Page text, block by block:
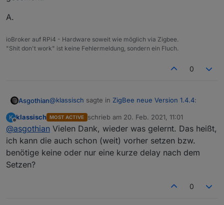
der geänderten Verdrahtung auch mal einzeln vom
Netz nehmen kann, ohne gleich einen ganzen
haben sich auch mal zwei Panels statt des eigentlich
A.
ioBroker auf RPi4 - Hardware soweit wie möglich via Zigbee.
"Shit don't work" ist keine Fehlermeldung, sondern ein Fluch.
0
Asgothian@klassisch sagte in ZigBee neue Version 1.4.4:
In meinem speziellen Fall kommt manchmal
noch die tranfertime dazu, die dann auch
zuerst gesendet werden muß.
Die Transition_time wird nie alleine an die Lampe
gesendet. Diese wird im Adapter gehalten und bei
K
Offline
klassisch MOST ACTIVE schrieb am 20. Feb. 2021, 11:01
zuletzt editiert von
@asgothian Vielen Dank, wieder was gelernt. Das heißt,
ich kann die auch schon (weit) vorher setzen bzw.
benötige keine oder nur eine kurze delay nach dem
Setzen?
0